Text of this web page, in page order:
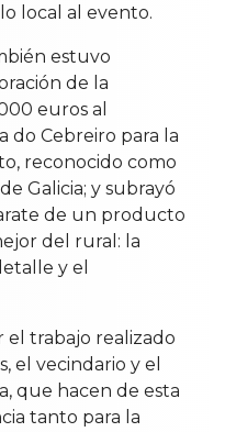
local al evento.
estuvo
de la
euros al
do Cebreiro para la
reconocido como
Galicia; y subrayó
de un producto
del rural: la
y el
el trabajo realizado
el vecindario y el
que hacen de esta
tanto para la